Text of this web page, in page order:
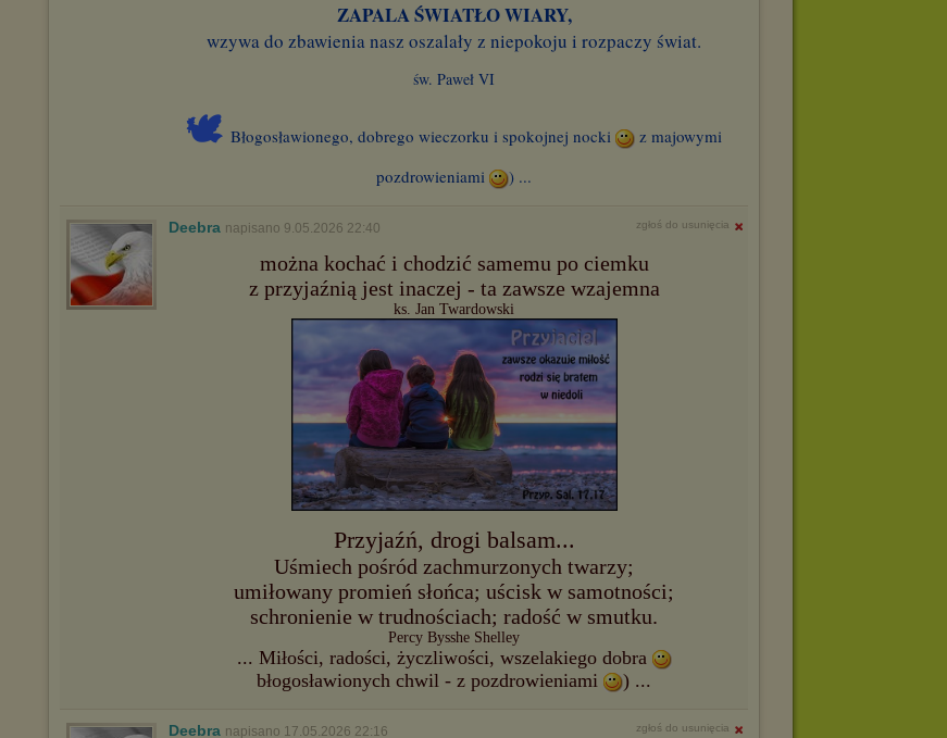
Istnieje możliwość zmiany ustawień przeglądarki internetowej w
sposób uniemożliwiający przechowywanie plików cookies na
urządzeniu końcowym. Można również usunąć pliki cookies,
dokonując odpowiednich zmian w ustawieniach przeglądarki
Pełną informację na ten temat znajdziesz pod adresem
ZAPALA ŚWIATŁO WIARY,
wzywa do zbawienia nasz oszalały z niepokoju i rozpaczy świat.
św. Paweł VI
🕊 Błogosławionego, dobrego wieczorku i spokojnej nocki
z majowymi
pozdrowieniami
) ...
Deebra napisano 9.05.2026 22:40 zgłoś do usunięcia
można kochać i chodzić samemu po ciemku
z przyjaźnią jest inaczej - ta zawsze wzajemna
ks. Jan Twardowski
Przyjaźń, drogi balsam...
Uśmiech pośród zachmurzonych twarzy;
umiłowany promień słońca; uścisk w samotności;
schronienie w trudnościach; radość w smutku.
Percy Bysshe Shelley
... Miłości, radości, życzliwości, wszelakiego dobra
błogosławionych chwil - z pozdrowieniami
) ...
Deebra napisano 17.05.2026 22:16 zgłoś do usunięcia